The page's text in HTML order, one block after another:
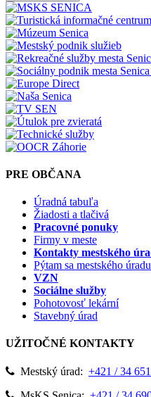
PRE OBČANA
Úradná tabuľa
Žiadosti a tlačivá
Pracovné ponuky
Firmy v meste
Kontakty mestského
Pýtam sa mestského úradu
VZN
Sociálne služby
Pohotovosť lekární
Stavebný úrad
UŽITOČNÉ KONTAKTY
Mestský úrad: +421 / 34